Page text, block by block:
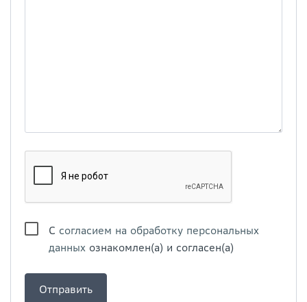
С согласием на обработку персональных
данных ознакомлен(а) и согласен(а)